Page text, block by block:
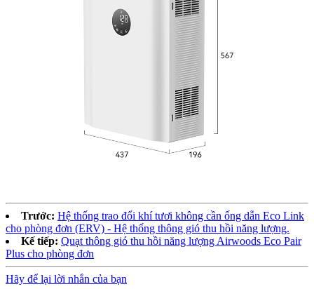
Trước: Hệ thống trao đổi khí tươi không cần ống dẫn Eco Link
cho phòng đơn (ERV) - Hệ thống thông gió thu hồi năng lượng.
Kế tiếp: Quạt thông gió thu hồi năng lượng Airwoods Eco Pair
Plus cho phòng đơn
Hãy để lại lời nhắn của bạn